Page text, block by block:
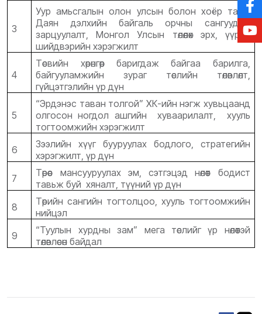
3
Уур амьсгалын олон улсын болон хоёр талт,
Даян дэлхийн байгаль орчны сангуудын
зарцуулалт, Монгол Улсын төлөөлөх эрх, үүрэг,
шийдвэрийн хэрэгжилт
4
Төсвийн хөрөнгөөр баригдаж байгаа барилга,
байгууламжийн зураг төслийн төлөвлөлт,
гүйцэтгэлийн үр дүн
5
“Эрдэнэс таван толгой” ХК-ийн нэгж хувьцаанд
олгосон ногдол ашгийн хуваарилалт, хууль
тогтоомжийн хэрэгжилт
6
Зээлийн хүүг бууруулах бодлого, стратегийн
хэрэгжилт, үр дүн
7
Төрөөс мансууруулах эм, сэтгэцэд нөлөөт бодист
тавьж буй хяналт, түүний үр дүн
8
Төрийн сангийн тогтолцоо, хууль тогтоомжийн
нийцэл
9
“Туулын хурдны зам” мега төслийг үр нөлөөтэй
төлөвлөсөн байдал